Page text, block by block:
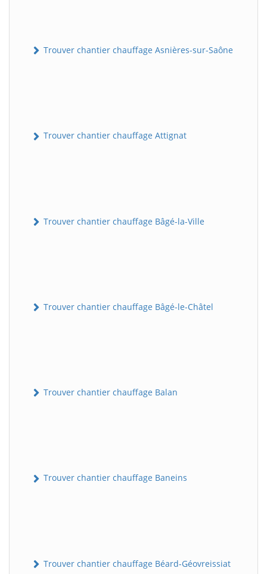
Trouver chantier chauffage Asnières-sur-Saône
Trouver chantier chauffage Attignat
Trouver chantier chauffage Bâgé-la-Ville
Trouver chantier chauffage Bâgé-le-Châtel
Trouver chantier chauffage Balan
Trouver chantier chauffage Baneins
Trouver chantier chauffage Béard-Géovreissiat